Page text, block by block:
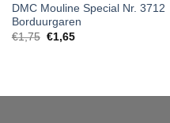
DMC Mouline Special Nr. 3712
Borduurgaren
€1,75 €1,65